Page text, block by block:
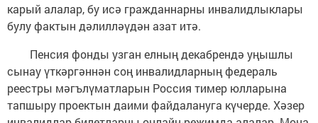
карый алалар, бу исә гражданнарны инвалидлыклары
булу фактын дәлилләүдән азат итә.
Пенсия фонды узган елның декабрендә уңышлы
сынау үткәргәннән соң инвалидларның федераль
реестры мәгълүматларын Россия тимер юлларына
тапшыру проектын даими файдалануга күчерде. Хәзер